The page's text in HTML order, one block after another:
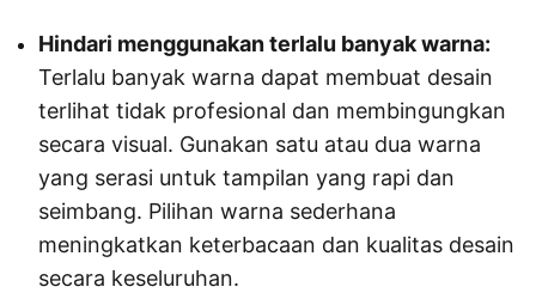
Hindari menggunakan terlalu banyak warna:
Terlalu banyak warna dapat membuat desain
terlihat tidak profesional dan membingungkan
secara visual. Gunakan satu atau dua warna
yang serasi untuk tampilan yang rapi dan
seimbang. Pilihan warna sederhana
meningkatkan keterbacaan dan kualitas desain
secara keseluruhan.